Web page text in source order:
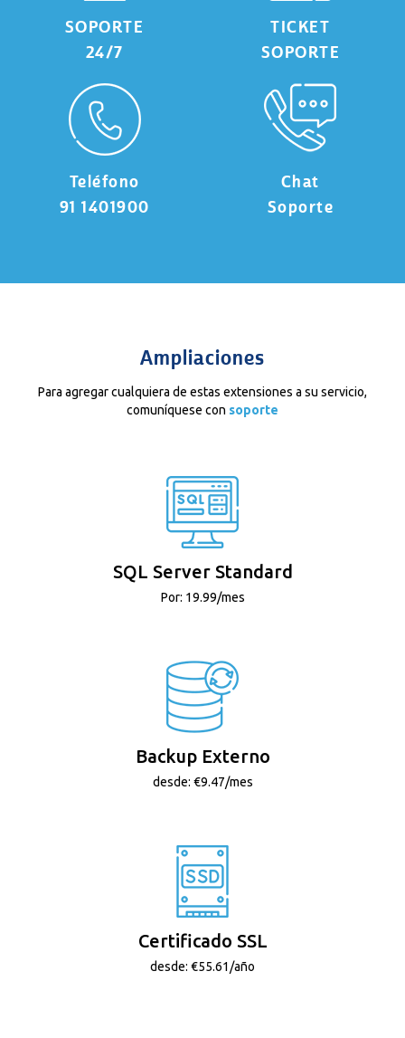
SOPORTE
24/7
TICKET
SOPORTE
Teléfono
91 1401900
Chat
Soporte
Ampliaciones
Para agregar cualquiera de estas extensiones a su servicio,
comuníquese con soporte
SQL Server Standard
Por: 19.99/mes
Backup Externo
desde: €9.47/mes
Certificado SSL
desde: €55.61/año